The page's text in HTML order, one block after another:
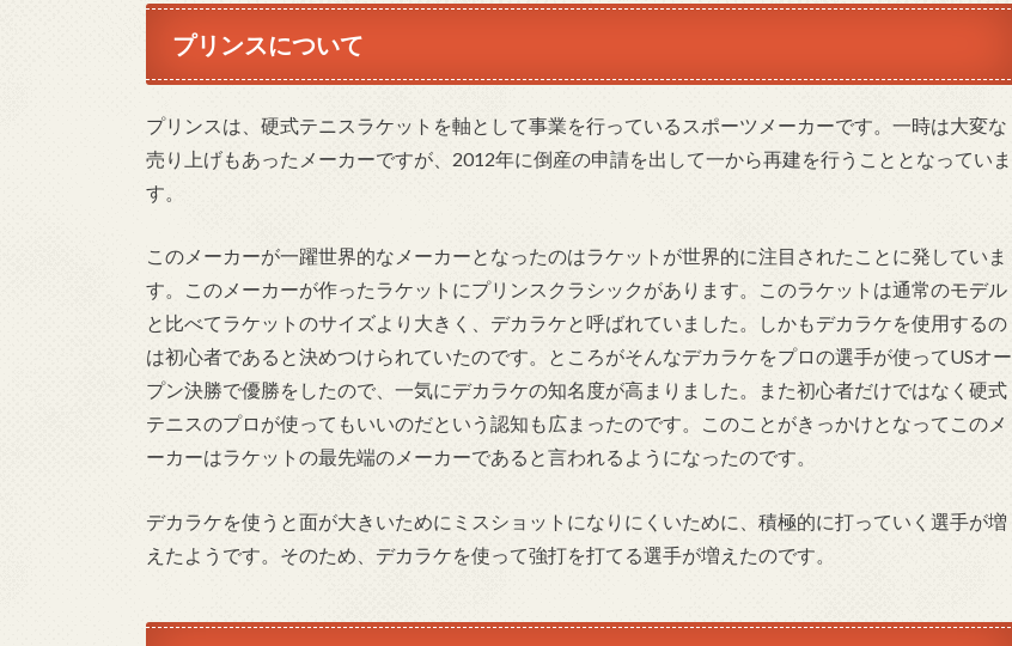
プリンスについて
プリンスは、硬式テニスラケットを軸として事業を行っているスポーツメーカーです。一時は大変な
売り上げもあったメーカーですが、2012年に倒産の申請を出して一から再建を行うこととなっていま
す。
このメーカーが一躍世界的なメーカーとなったのはラケットが世界的に注目されたことに発していま
す。このメーカーが作ったラケットにプリンスクラシックがあります。このラケットは通常のモデル
と比べてラケットのサイズより大きく、デカラケと呼ばれていました。しかもデカラケを使用するの
は初心者であると決めつけられていたのです。ところがそんなデカラケをプロの選手が使ってUSオー
プン決勝で優勝をしたので、一気にデカラケの知名度が高まりました。また初心者だけではなく硬式
テニスのプロが使ってもいいのだという認知も広まったのです。このことがきっかけとなってこのメ
ーカーはラケットの最先端のメーカーであると言われるようになったのです。
デカラケを使うと面が大きいためにミスショットになりにくいために、積極的に打っていく選手が増
えたようです。そのため、デカラケを使って強打を打てる選手が増えたのです。